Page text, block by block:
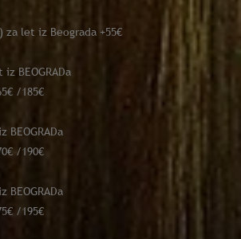
let iz Beograda +55€
BEOGRADa
/185€
/190€
/195€